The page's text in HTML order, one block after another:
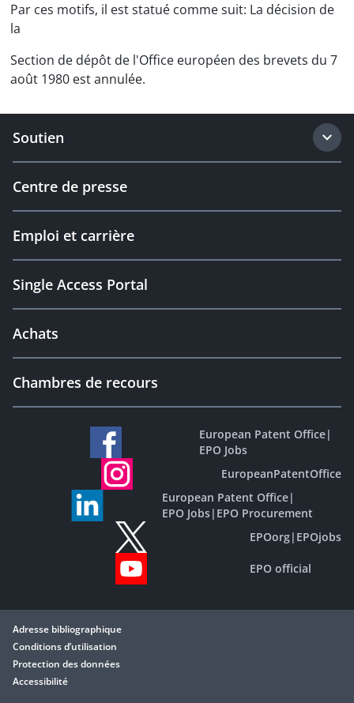
Par ces motifs, il est statué comme suit: La décision de
la
Section de dépôt de l'Office européen des brevets du 7
août 1980 est annulée.
Soutien
Centre de presse
Emploi et carrière
Single Access Portal
Achats
Chambres de recours
European Patent Office|
EPO Jobs
EuropeanPatentOffice
European Patent Office|
EPO Jobs| EPO Procurement
EPOorg| EPOjobs
EPO official
Adresse bibliographique
Conditions d’utilisation
Protection des données
Accessibilité